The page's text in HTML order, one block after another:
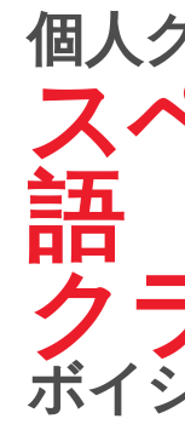
個人
ス
語
ク
ボイ